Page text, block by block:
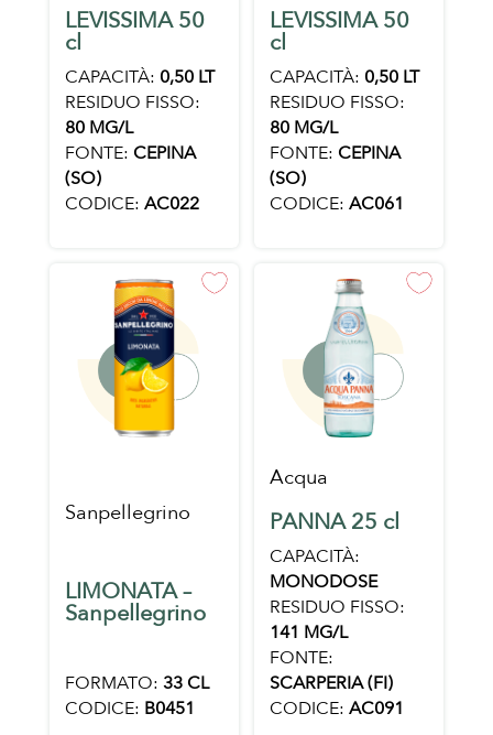
LEVISSIMA 50
cl
CAPACITÀ: 0,50 LT
RESIDUO FISSO:
80 MG/L
FONTE: CEPINA
(SO)
CODICE: AC022
LEVISSIMA 50
cl
CAPACITÀ: 0,50 LT
RESIDUO FISSO:
80 MG/L
FONTE: CEPINA
(SO)
CODICE: AC061
Sanpellegrino
LIMONATA –
Sanpellegrino
FORMATO: 33 CL
CODICE: B0451
Acqua
PANNA 25 cl
CAPACITÀ:
MONODOSE
RESIDUO FISSO:
141 MG/L
FONTE:
SCARPERIA (FI)
CODICE: AC091